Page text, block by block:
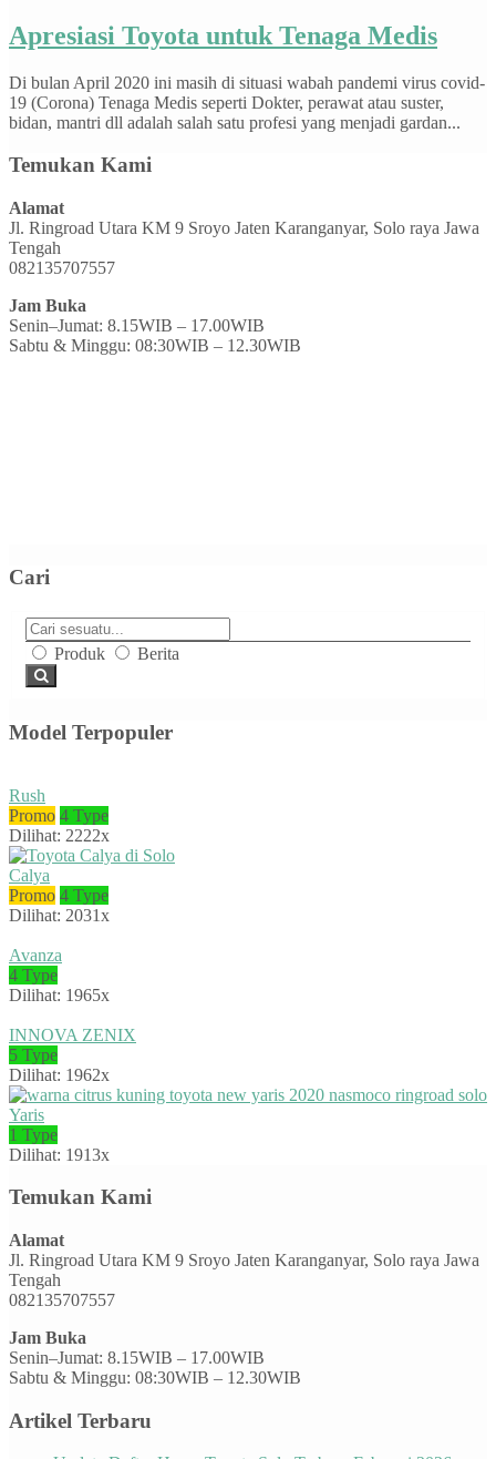
Apresiasi Toyota untuk Tenaga Medis
Di bulan April 2020 ini masih di situasi wabah pandemi virus covid-
19 (Corona) Tenaga Medis seperti Dokter, perawat atau suster,
bidan, mantri dll adalah salah satu profesi yang menjadi gardan...
Temukan Kami
Alamat
Jl. Ringroad Utara KM 9 Sroyo Jaten Karanganyar, Solo raya Jawa
Tengah
082135707557
Jam Buka
Senin–Jumat: 8.15WIB – 17.00WIB
Sabtu & Minggu: 08:30WIB – 12.30WIB
Cari
Produk Berita
Model Terpopuler
Rush
Promo 4 Type
Dilihat: 2222x
Calya
Promo 4 Type
Dilihat: 2031x
Avanza
4 Type
Dilihat: 1965x
INNOVA ZENIX
5 Type
Dilihat: 1962x
Yaris
1 Type
Dilihat: 1913x
Temukan Kami
Alamat
Jl. Ringroad Utara KM 9 Sroyo Jaten Karanganyar, Solo raya Jawa
Tengah
082135707557
Jam Buka
Senin–Jumat: 8.15WIB – 17.00WIB
Sabtu & Minggu: 08:30WIB – 12.30WIB
Artikel Terbaru